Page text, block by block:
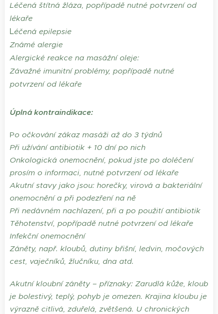
Léčená štítná žláza, popřípadě nutné potvrzení od
lékaře
Léčená epilepsie
Známé alergie
Alergické reakce na masážní oleje:
Závažné imunitní problémy, popřípadě nutné
potvrzení od lékaře
Úplná kontraindikace:
Po očkování zákaz masáži až do 3 týdnů
Při užívání antibiotik + 10 dní po nich
Onkologická onemocnění, pokud jste po doléčení
prosím o informaci, nutné potvrzení od lékaře
Akutní stavy jako jsou: horečky, virová a bakteriální
onemocnění a při podezření na ně
Při nedávném nachlazení, při a po použití antibiotik
Těhotenství, popřípadě nutné potvrzení od lékaře
Infekční onemocnění
Záněty, např. kloubů, dutiny břišní, ledvin, močových
cest, vaječníků, žlučníku, dna atd.
Akutní kloubní záněty – příznaky: Zarudlá kůže, kloub
je bolestivý, teplý, pohyb je omezen. Krajina kloubu je
výrazně citlivá, zduřelá, zvětšená. U chronických